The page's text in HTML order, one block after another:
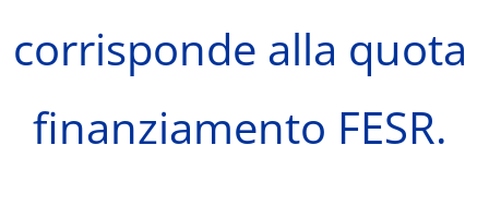
corrisponde alla quota
finanziamento FESR.